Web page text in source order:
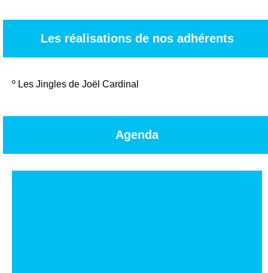
Les réalisations de nos adhérents
º Les Jingles de Joël Cardinal
Agenda